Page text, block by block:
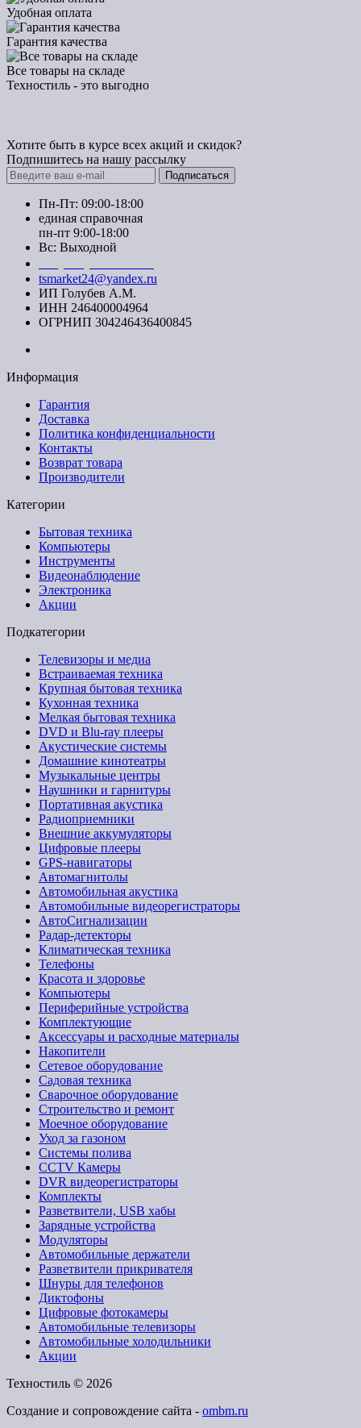
Удобная оплата
Гарантия качества
Все товары на складе
Техностиль - это выгодно
Хотите быть в курсе всех акций и скидок?
Подпишитесь на нашу рассылку
Подписаться
Пн-Пт: 09:00-18:00
единая справочная
пн-пт 9:00-18:00
Вс: Выходной
tsmarket24@yandex.ru
ИП Голубев А.М.
ИНН 246400004964
ОГРНИП 304246436400845
Информация
Гарантия
Доставка
Политика конфиденциальности
Контакты
Возврат товара
Производители
Категории
Бытовая техника
Компьютеры
Инструменты
Видеонаблюдение
Электроника
Акции
Подкатегории
Телевизоры и медиа
Встраиваемая техника
Крупная бытовая техника
Кухонная техника
Мелкая бытовая техника
DVD и Blu-ray плееры
Акустические системы
Домашние кинотеатры
Музыкальные центры
Наушники и гарнитуры
Портативная акустика
Радиоприемники
Внешние аккумуляторы
Цифровые плееры
GPS-навигаторы
Автомагнитолы
Автомобильная акустика
Автомобильные видеорегистраторы
АвтоСигнализации
Радар-детекторы
Климатическая техника
Телефоны
Красота и здоровье
Компьютеры
Периферийные устройства
Комплектующие
Аксессуары и расходные материалы
Накопители
Сетевое оборудование
Садовая техника
Сварочное оборудование
Строительство и ремонт
Моечное оборудование
Уход за газоном
Системы полива
CCTV Камеры
DVR видеорегистраторы
Комплекты
Разветвители, USB хабы
Зарядные устройства
Модуляторы
Автомобильные держатели
Разветвители прикривателя
Шнуры для телефонов
Диктофоны
Цифровые фотокамеры
Автомобильные телевизоры
Автомобильные холодильники
Акции
Техностиль © 2026
Создание и сопровождение сайта - ombm.ru